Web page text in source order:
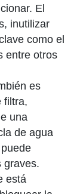
El
inutilizar
como el
entre otros
es
filtra,
una
de agua
graves.
está